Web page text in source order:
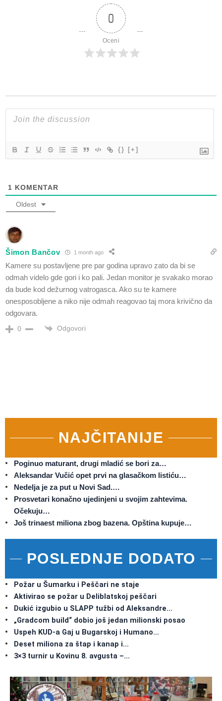
0
Oceni
{} [+]
1 KOMENTAR
Oldest
Šimon Bančov 1 month ago
Kamere su postavljene pre par godina upravo zato da bi se
odmah videlo gde gori i ko pali. Jedan monitor je svakako morao
da bude kod dežurnog vatrogasca. Ako su te kamere
onesposobljene a niko nije odmah reagovao taj mora krivično da
odgovara.
0 Odgovori
NAJČITANIJE
Poginuo maturant, drugi mladić se bori za…
Aleksandar Vučić opet prvi na glasačkom listiću…
Nedelja je za put u Novi Sad.…
Prosvetari konačno ujedinjeni u svojim zahtevima.
Očekuju…
Još trinaest miliona zbog bazena. Opština kupuje…
POSLEDNJE DODATO
Požar u Šumarku i Peščari ne staje
Aktivirao se požar u Deliblatskoj peščari
Dukić izgubio u SLAPP tužbi od Aleksandre…
„Gradcom build“ dobio još jedan milionski posao
Uspeh KUD-a Gaj u Bugarskoj i Humano…
Deset miliona za štap i kanap i…
3×3 turnir u Kovinu 8. avgusta –…